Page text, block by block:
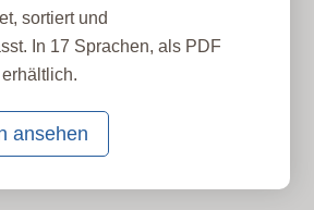
sortiert und
In 17 Sprachen, als PDF
ansehen